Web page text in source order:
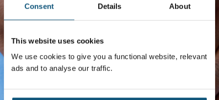
Consent Details About
This website uses cookies
We use cookies to give you a functional website, relevant
ads and to analyse our traffic.